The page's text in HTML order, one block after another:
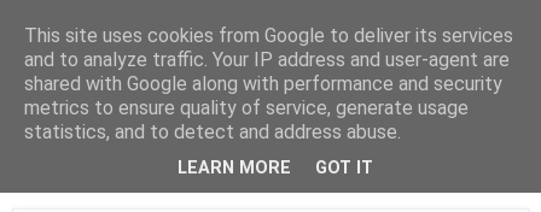
Está de pinga
16/8/16
This site uses cookies from Google to deliver its services
and to analyze traffic. Your IP address and user-agent are
shared with Google along with performance and security
metrics to ensure quality of service, generate usage
statistics, and to detect and address abuse.
LEARN MORE GOT IT